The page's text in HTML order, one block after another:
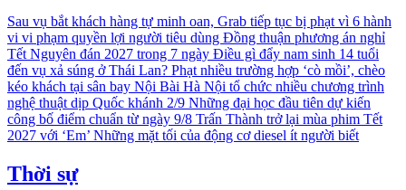
Sau vụ bắt khách hàng tự minh oan, Grab tiếp tục bị phạt vì 6 hành
vi vi phạm quyền lợi người tiêu dùng Đồng thuận phương án nghỉ
Tết Nguyên đán 2027 trong 7 ngày Điều gì đẩy nam sinh 14 tuổi
đến vụ xả súng ở Thái Lan? Phạt nhiều trường hợp ‘cò mồi’, chèo
kéo khách tại sân bay Nội Bài Hà Nội tổ chức nhiều chương trình
nghệ thuật dịp Quốc khánh 2/9 Những đại học đầu tiên dự kiến
công bố điểm chuẩn từ ngày 9/8 Trấn Thành trở lại mùa phim Tết
2027 với ‘Em’ Những mặt tối của động cơ diesel ít người biết
Thời sự